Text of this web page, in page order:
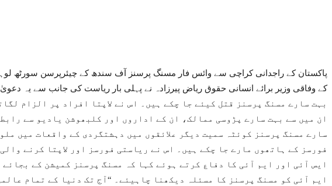
پاکستان کے راجدانی کراچی سے وائس فار مسنگ پرسنز آف سندھ کے چیئرپرسن سورٹھ
کے وفاقی وزیر برائے انسانی حقوق ریاض پیرزادہ نے پہلی بار ریاست کی جانب سے یہ دعویٰ
ان میں سے بہت سارے پڑوسی ممالک، ان کے اداروں اور کلبھوشن یادیو سے
سارے مسنگ پرسنز کوئٹہ سمیت دیگر علائقوں میں دہشتگردی کے واقعات میں
فورسز کے ہاتھوں مارے جا چکے ہیں۔ اس نے ریاستی فورسز اور لاپتا کرنے
ایس آئی اور ایم آئی کا دفاع کرتے ہوئے کہا کہ مسنگ پرسنز کمیشن کے بجائے
ایم آئی کو مسنگ پرسنز کا مسئلہ دیکھنا چاہیئے۔ “آج تک دنیا کے تمام